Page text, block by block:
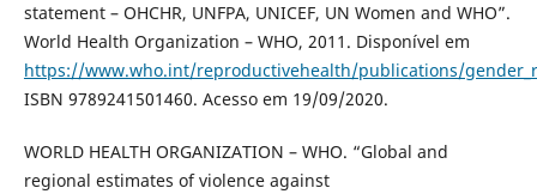
statement – OHCHR, UNFPA, UNICEF, UN Women and WHO”.
World Health Organization – WHO, 2011. Disponível em
https://www.who.int/reproductivehealth/publications/
ISBN 9789241501460. Acesso em 19/09/2020.
WORLD HEALTH ORGANIZATION – WHO. “Global and
regional estimates of violence against